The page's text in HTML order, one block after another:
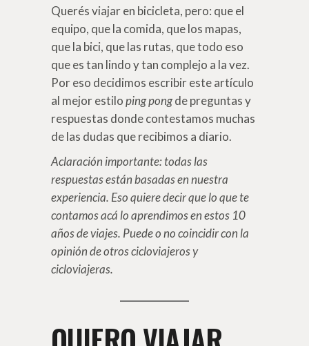
Querés viajar en bicicleta, pero: que el
equipo, que la comida, que los mapas,
que la bici, que las rutas, que todo eso
que es tan lindo y tan complejo a la vez.
Por eso decidimos escribir este artículo
al mejor estiloping pongde preguntas y
respuestas donde contestamos muchas
de las dudas que recibimos a diario.
Aclaración importante: todas las
respuestas están basadas en nuestra
experiencia. Eso quiere decir que lo que te
contamos acá lo aprendimos en estos 10
años de viajes. Puede o no coincidir con la
opinión de otros cicloviajeros y
cicloviajeras.